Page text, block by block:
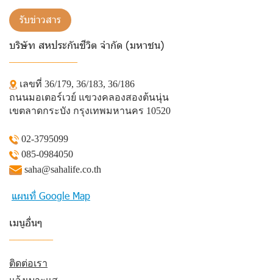
รับข่าวสาร
บริษัท สหประกันชีวิต จำกัด (มหาชน)
เลขที่ 36/179, 36/183, 36/186
ถนนมอเตอร์เวย์ แขวงคลองสองต้นนุ่น
เขตลาดกระบัง กรุงเทพมหานคร 10520
02-3795099
085-0984050
saha@sahalife.co.th
แผนที่ Google Map
เมนูอื่นๆ
ติดต่อเรา